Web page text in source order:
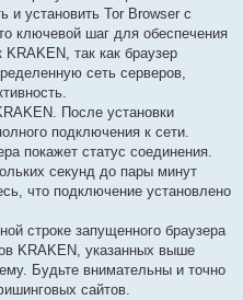
и установить Tor Browser с
ключевой шаг для обеспечения
так как браузер
сеть серверов,
После установки
подключения к сети.
покажет статус соединения.
секунд до пары минут
что подключение установлено
строке запущенного браузера
KRAKEN, указанных выше
Будьте внимательны и точно
сайтов.